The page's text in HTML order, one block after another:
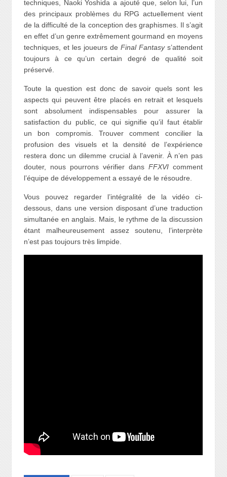
techniques, Naoki Yoshida a ajouté que, selon lui, l’un
des principaux problèmes du RPG actuellement vient
de la difficulté de la conception des graphismes. Il s’agit
en effet d’un genre extrêmement gourmand en moyens
techniques, et les joueurs deFinal Fantasys’attendent
toujours à ce qu’un certain degré de qualité soit
préservé.
Toute la question est donc de savoir quels sont les
aspects qui peuvent être placés en retrait et lesquels
sont absolument indispensables pour assurer la
satisfaction du public, ce qui signifie qu’il faut établir
un bon compromis. Trouver comment concilier la
profusion des visuels et la densité de l’expérience
restera donc un dilemme crucial à l’avenir. À n’en pas
douter, nous pourrons vérifier dansFFXVI comment
l’équipe de développement a essayé de le résoudre.
Vous pouvez regarder l’intégralité de la vidéo ci-
dessous, dans une version disposant d’une traduction
simultanée en anglais. Mais, le rythme de la discussion
étant malheureusement assez soutenu, l’interprète
n’est pas toujours très limpide.